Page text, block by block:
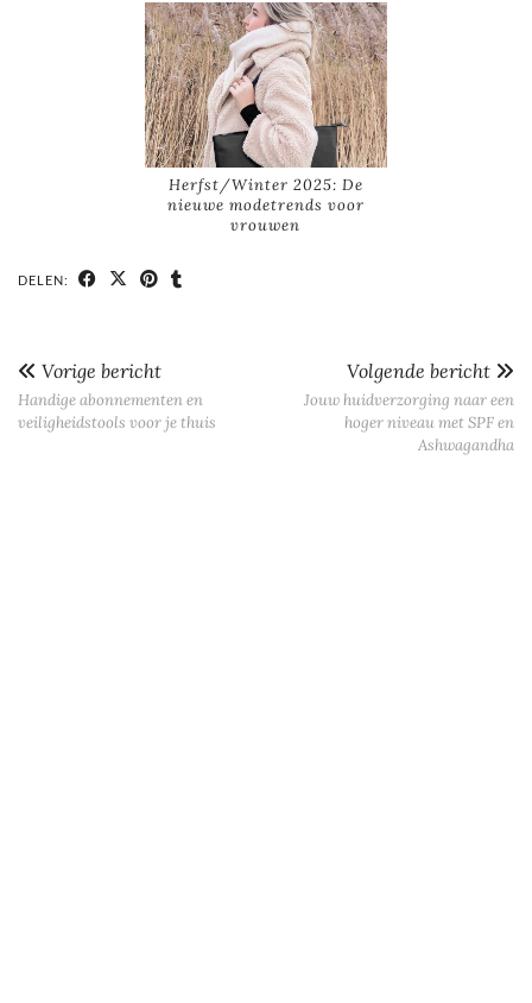
Herfst/Winter 2025: De
nieuwe modetrends voor
vrouwen
DELEN:
Vorige bericht
Handige abonnementen en
veiligheidstools voor je thuis
Volgende bericht
Jouw huidverzorging naar een
hoger niveau met SPF en
Ashwagandha